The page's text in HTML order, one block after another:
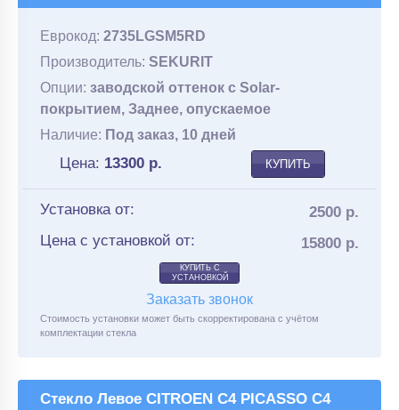
Еврокод: 2735LGSM5RD
Производитель: SEKURIT
Опции: заводской оттенок с Solar-
покрытием, Заднее, опускаемое
Наличие: Под заказ, 10 дней
Цена: 13300 р. КУПИТЬ
Установка от:
2500 р.
Цена с установкой от:
15800 р.
КУПИТЬ С
УСТАНОВКОЙ
Заказать звонок
Стоимость установки может быть скорректирована с учётом
комплектации стекла
Стекло Левое CITROEN C4 PICASSO C4